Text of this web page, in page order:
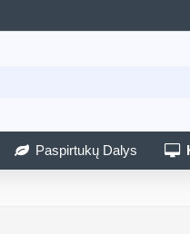
Paspirtukų Dalys